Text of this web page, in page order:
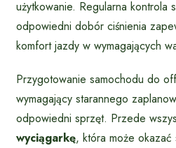
użytkowanie. Regularna kontrola
odpowiedni dobór ciśnienia
komfort jazdy w wymagających
Przygotowanie samochodu do
wymagający starannego
odpowiedni sprzęt. Przede
wyciągarkę, która może